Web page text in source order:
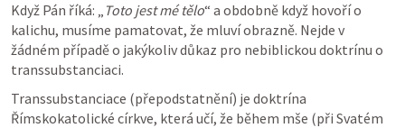
Když Pán říká: „ Toto jest mé tělo“ a obdobně když hovoří o
kalichu, musíme pamatovat, že mluví obrazně. Nejde v
žádném případě o jakýkoliv důkaz pro nebiblickou doktrínu o
transsubstanciaci.
Transsubstanciace (přepodstatnění) je doktrína
Římskokatolické církve, která učí, že během mše (při Svatém